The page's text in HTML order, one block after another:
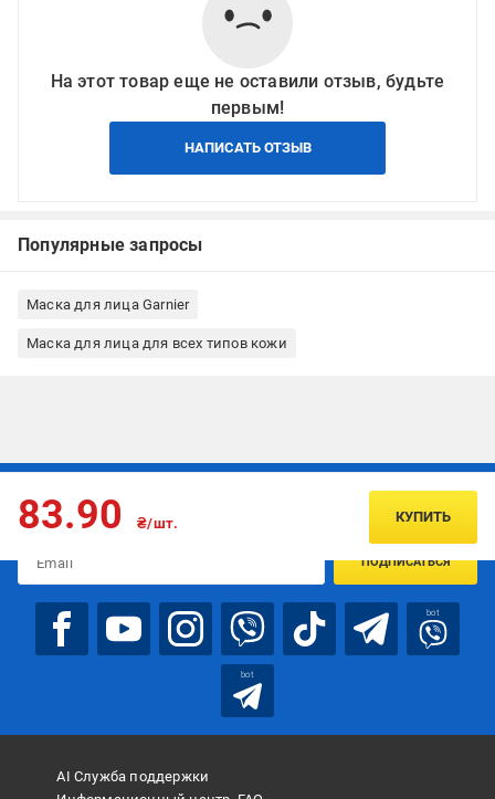
На этот товар еще не оставили отзыв, будьте
первым!
НАПИСАТЬ ОТЗЫВ
Популярные запросы
Маска для лица Garnier
Маска для лица для всех типов кожи
83.90 ₴/шт. КУПИТЬ
Подписывайтесь, чтобы узнавать первым об акцияx и
ПОДПИСАТЬСЯ
bot
bot
AI Служба поддержки